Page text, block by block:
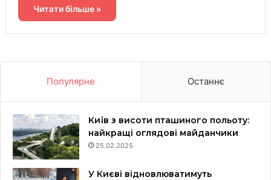
Читати більше »
Популярне Останнє
Київ з висоти пташиного польоту:
найкращі оглядові майданчики
25.02.2025
У Києві відновлюватимуть